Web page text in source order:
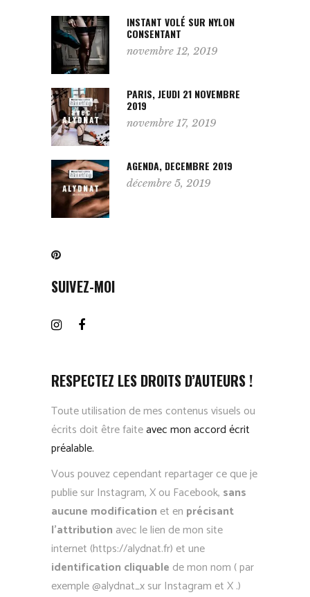
INSTANT VOLÉ SUR NYLON
CONSENTANT
novembre 12, 2019
PARIS, JEUDI 21 NOVEMBRE
2019
novembre 17, 2019
AGENDA, DECEMBRE 2019
décembre 5, 2019
SUIVEZ-MOI
RESPECTEZ LES DROITS D’AUTEURS !
Toute utilisation de mes contenus visuels ou
écrits doit être faiteavec mon accord écrit
préalable.
Vous pouvez cependant repartager ce que je
publie sur Instagram, X ou Facebook, sans
aucune modification et en précisant
l’attribution avec le lien de mon site
internet (https://alydnat.fr) et une
identification cliquable de mon nom ( par
exemple @alydnat_x sur Instagram et X .)